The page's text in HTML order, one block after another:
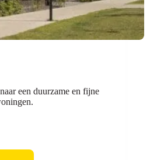
een duurzame en fijne